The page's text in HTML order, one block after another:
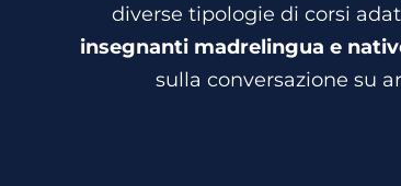
diverse tipologie di corsi
insegnanti madrelingua e
sulla conversazione su